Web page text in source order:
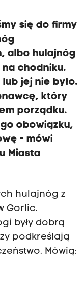
się do firmy
albo hulajnóg
chodniku.
jej nie było.
który
porządku.
obowiązku,
- mówi
Miasta
hulajnóg z
Gorlic.
były dobrą
podkreślają
Mówią: